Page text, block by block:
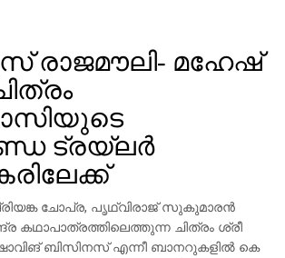
മഹേഷ്
ട്രയ്ലർ
ചോപ്ര, പൃഥ്വിരാജ് സുകുമാരൻ
കഥാപാത്രത്തിലെത്തുന്ന ചിത്രം ശ്രീ
ബിസിനസ് എന്നീ ബാനറുകളിൽ കെ